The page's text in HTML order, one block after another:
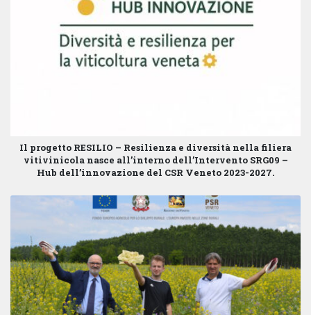
Il progetto RESILIO – Resilienza e diversità nella filiera
vitivinicolanasce all’interno dell’Intervento SRG09 –
Hub dell’innovazione del CSR Veneto 2023-2027.